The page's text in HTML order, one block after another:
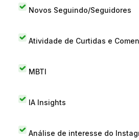
Novos Seguindo/Seguidores
Atividade de Curtidas e
MBTI
IA Insights
Análise de interesse do